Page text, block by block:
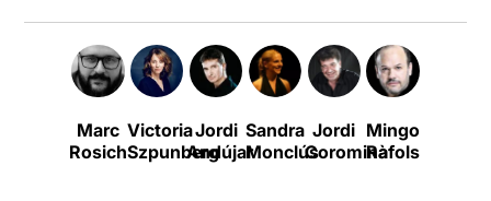
Marc
Rosich
Victoria
Szpunberg
Jordi
Andújar
Sandra
Monclús
Jordi
Coromina
Mingo
Ràfols